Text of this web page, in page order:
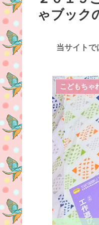
ゃブック
当サイト
こどもちゃ